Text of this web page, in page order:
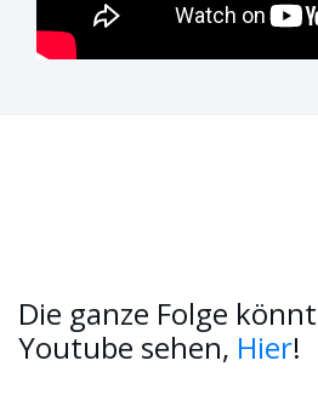
Die ganze Folge
Youtube sehen, Hier!